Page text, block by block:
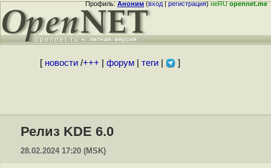
Профиль:Аноним(вход|регистрация)неRUopennet.me
[ новости/+++ форум| теги| ]
Релиз KDE 6.0
28.02.2024 17:20 (MSK)